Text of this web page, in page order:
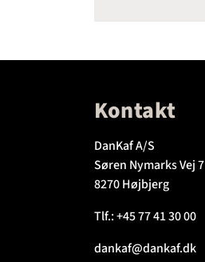
Kontakt
DanKaf A/S
Søren Nymarks Vej 7
8270 Højbjerg
Tlf.:+45 77 41 30 00
dankaf@dankaf.dk